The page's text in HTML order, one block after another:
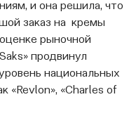
и она решила, что
заказ на кремы
рыночной
продвинул
национальных
«Revlon», «Charles of